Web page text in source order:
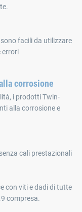
facili da utilizzare
errori
corrosione
i prodotti Twin-
alla corrosione e
cali prestazionali
con viti e dadi di tutte
compresa.